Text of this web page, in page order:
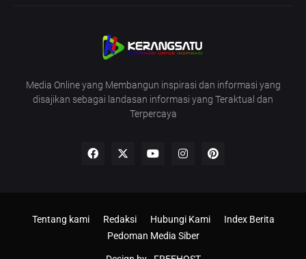
Media Online yang Membangun inspirasi dan informasi yang
disajikan sebagai landasan informasi yang Teraktual dan
Terpercaya
Tentang kami Redaksi Hubungi Kami
Index Berita
Pedoman Media Siber